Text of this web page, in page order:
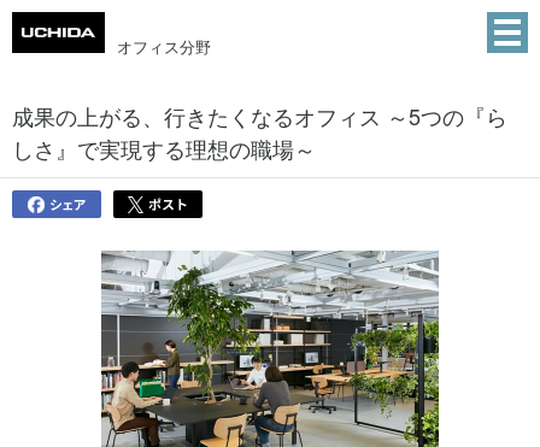
オフィス分野
成果の上がる、行きたくなるオフィス ～5つの『ら
しさ』で実現する理想の職場～